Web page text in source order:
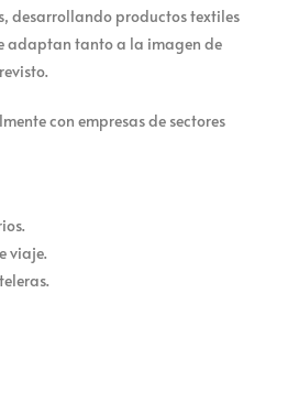
desarrollando productos textiles
adaptan tanto a la imagen de
con empresas de sectores
viaje.